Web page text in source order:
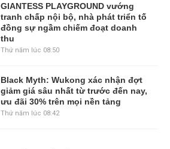
GIANTESS PLAYGROUND vướng
tranh chấp nội bộ, nhà phát triển tố
đồng sự ngầm chiếm đoạt doanh
thu
Thứ năm lúc 08:50
Black Myth: Wukong xác nhận đợt
giảm giá sâu nhất từ trước đến nay,
ưu đãi 30% trên mọi nền tảng
Thứ năm lúc 08:42